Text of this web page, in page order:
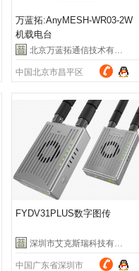
万蓝拓:AnyMESH-WR03-2W
机载电台
北京万蓝拓通信技术有限公司
中国北京市昌平区
FYDV31PLUS数字图传
深圳市艾克斯瑞科技有限公司
中国广东省深圳市